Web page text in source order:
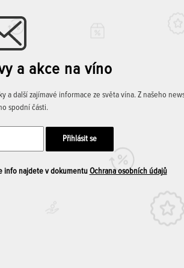
a akce na víno
další zajímavé informace ze světa vína. Z našeho
spodní části.
info najdete v dokumentu Ochrana osobních údajů